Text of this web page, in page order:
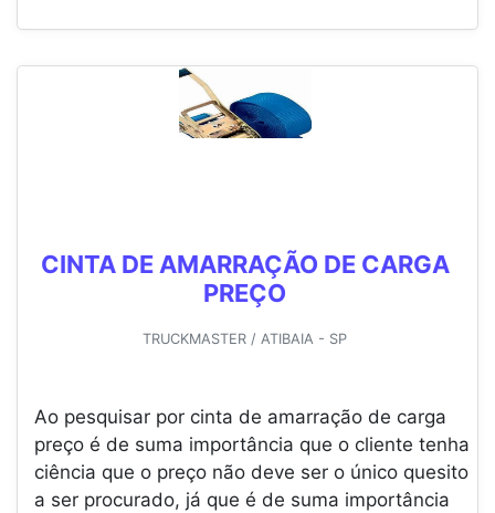
CINTA DE AMARRAÇÃO DE CARGA
PREÇO
TRUCKMASTER / ATIBAIA - SP
Ao pesquisar por cinta de amarração de carga
preço é de suma importância que o cliente tenha
ciência que o preço não deve ser o único quesito
a ser procurado, já que é de suma importância